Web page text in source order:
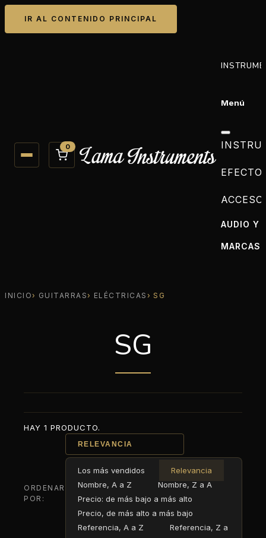
IR AL CONTENIDO PRINCIPAL
0
Menú
AUDIO Y
MARCAS
INICIO GUITARRAS ELÉCTRICAS SG
SG
HAY 1 PRODUCTO.
ORDENAR
POR:
RELEVANCIA
Los más vendidos
Relevancia
Nombre, A a Z
Nombre, Z a A
Precio: de más bajo a más alto
Precio, de más alto a más bajo
Referencia, A a Z
Referencia, Z a